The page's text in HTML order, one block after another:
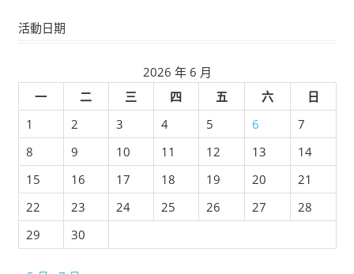
活動日期
2026 年 6 月
一
二 三 四 五 六
日
1
2 3 4 5 6
7
8
9 10 11 12 13
14
15
16 17 18 19 20
21
22
23 24 25 26 27
28
29
30